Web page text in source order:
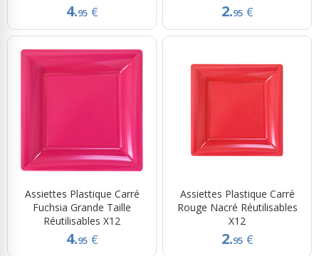
4.95 € 2.95 €
Assiettes Plastique Carré
Fuchsia Grande Taille
Réutilisables X12
4.95 €
Assiettes Plastique Carré
Rouge Nacré Réutilisables
X12
2.95 €